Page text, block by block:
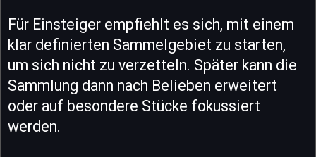
Für Einsteiger empfiehlt es sich, mit einem
klar definierten Sammelgebiet zu starten,
um sich nicht zu verzetteln. Später kann die
Sammlung dann nach Belieben erweitert
oder auf besondere Stücke fokussiert
werden.